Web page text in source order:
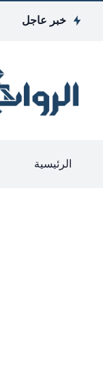
خبر عاجل
الرئيسية